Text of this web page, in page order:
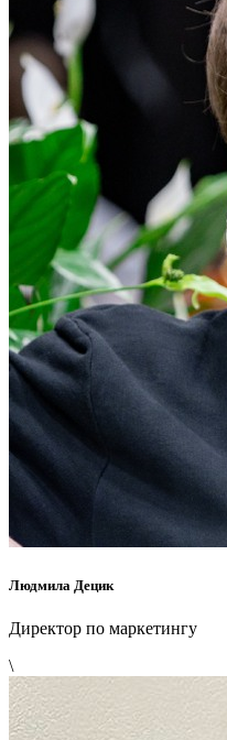
Людмила Децик
Директор по маркетингу
\